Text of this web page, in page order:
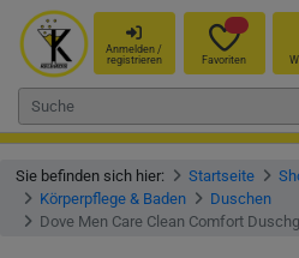
Anmelden /
registrieren
Favoriten
Sie befinden sich hier: Startseite
Körperpflege & Baden
Duschen
Dove Men Care Clean Comfort